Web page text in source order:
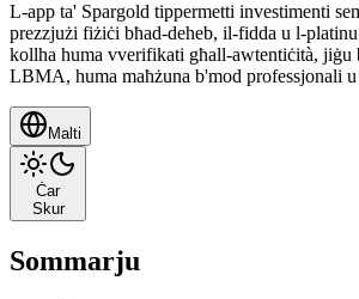
L-app ta' Spargold tippermetti investimenti
prezzjużi fiżiċi bħad-deheb, il-fidda u l-
kollha huma vverifikati għall-awtentiċità, jiġu
LBMA, huma maħżuna b'mod professjonali u
Malti
Ċar
Skur
Sommarju